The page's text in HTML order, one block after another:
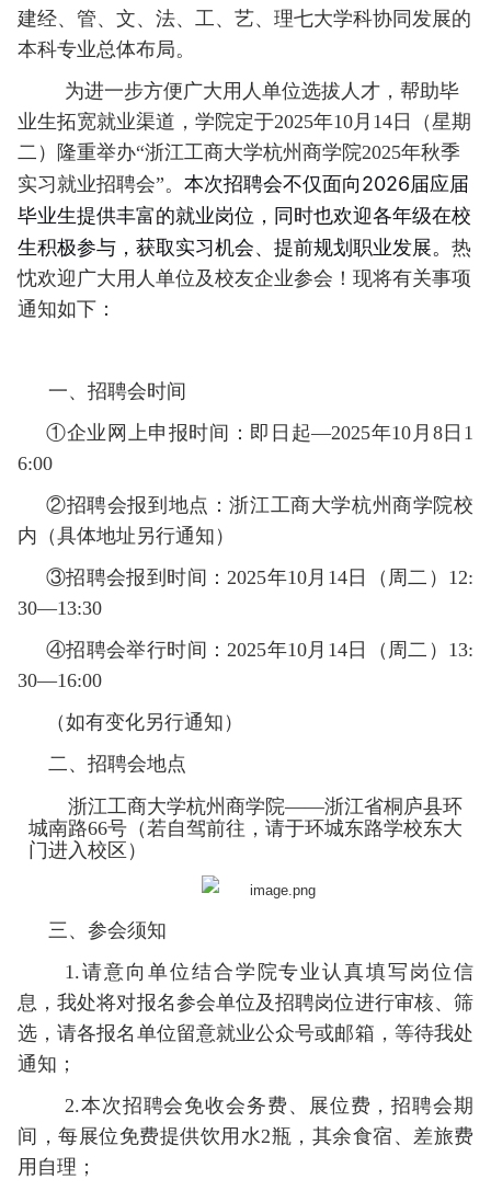
建经、管、文、法、工、艺、理七大学科协同发展的
本科专业总体布局。
为进一步方便广大用人单位选拔人才，帮助毕
业生拓宽就业渠道，学院定于2025年10月14日（星期
二）隆重举办“浙江工商大学杭州商学院2025年秋季
实习就业招聘会”。 本次招聘会不仅面向2026届应届
毕业生提供丰富的就业岗位，同时也欢迎各年级在校
生积极参与，获取实习机会、提前规划职业发展。 热
忱欢迎广大用人单位及校友企业参会！现将有关事项
通知如下：
一、招聘会时间
①企业网上申报时间：即日起—2025年10月8日1
6:00
②招聘会报到地点：浙江工商大学杭州商学院校
内（具体地址另行通知）
③招聘会报到时间：2025年10月14日（周二）12:
30—13:30
④招聘会举行时间：2025年10月14日（周二）13:
30—16:00
（如有变化另行通知）
二、招聘会地点
浙江工商大学杭州商学院——浙江省桐庐县环
城南路66号（若自驾前往，请于环城东路学校东大
门进入校区）
三、参会须知
1.请意向单位结合学院专业认真填写岗位信
息，我处将对报名参会单位及招聘岗位进行审核、筛
选，请各报名单位留意就业公众号或邮箱，等待我处
通知；
2.本次招聘会免收会务费、展位费，招聘会期
间，每展位免费提供饮用水2瓶，其余食宿、差旅费
用自理；